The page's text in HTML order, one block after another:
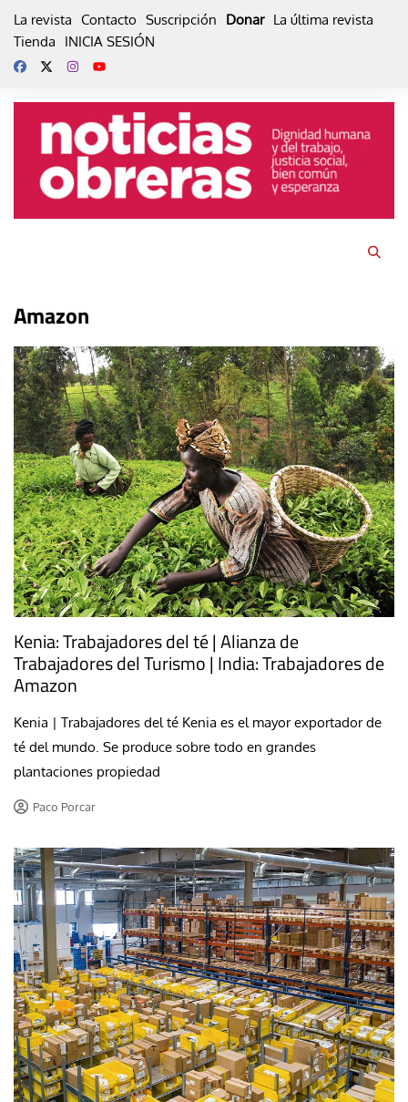
La revista Contacto Suscripción Donar La última revista
Tienda
INICIA SESIÓN
Amazon
Kenia: Trabajadores del té | Alianza de
Trabajadores del Turismo | India: Trabajadores de
Amazon
Kenia | Trabajadores del té Kenia es el mayor exportador de
té del mundo. Se produce sobre todo en grandes
plantaciones propiedad
Paco Porcar